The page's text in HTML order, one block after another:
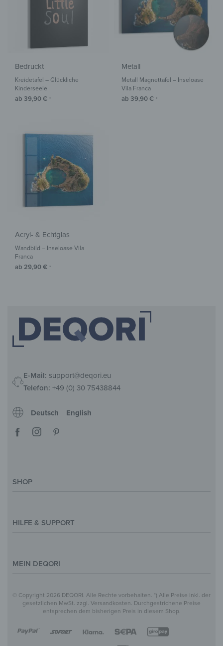
Bedruckt
Kreidetafel – Glückliche
Kinderseele
ab 39,90€ *
Metall
Metall Magnettafel – Inseloase
Vila Franca
ab 39,90€ *
Acryl- & Echtglas
Wandbild – Inseloase Vila
Franca
ab 29,90€ *
E-Mail: support@deqori.eu
Telefon: +49 (0) 30 75438844
Deutsch English
SHOP
Motive & Themenwelt
HILFE & SUPPORT
Hilfe & FAQ
Vertrag widerrufen
MEIN DEQORI
Über Uns
Datenschutz
Widerrufsbelehrung
Impressum
© Copyright 2026 DEQORI. Alle Rechte vorbehalten. *) Alle Preise inkl. der
gesetzlichen MwSt. zzgl. Versandkosten. Durchgestrichene Preise
entsprechen dem bisherigen Preis in diesem Shop.